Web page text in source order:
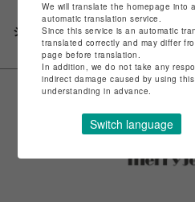
シェアする
We will translate the homepage into
automatic translation service.
Since this service is an automatic
translated correctly and may differ
page before translation.
In addition, we do not take any
indirect damage caused by using
understanding in advance.
Switch language